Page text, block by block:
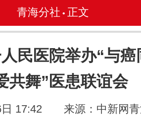
青海分社 • 正文
民医院举办“与癌
共舞”医患联谊会
17:42 来源：中新网